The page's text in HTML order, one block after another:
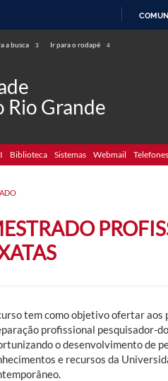
a busca 3 Ir para o rodapé 4
Rio Grande
Biblioteca Sistemas Webmail Telefones
tem como objetivo ofertar aos
profissional pesquisador-
o desenvolvimento de
e recursos da